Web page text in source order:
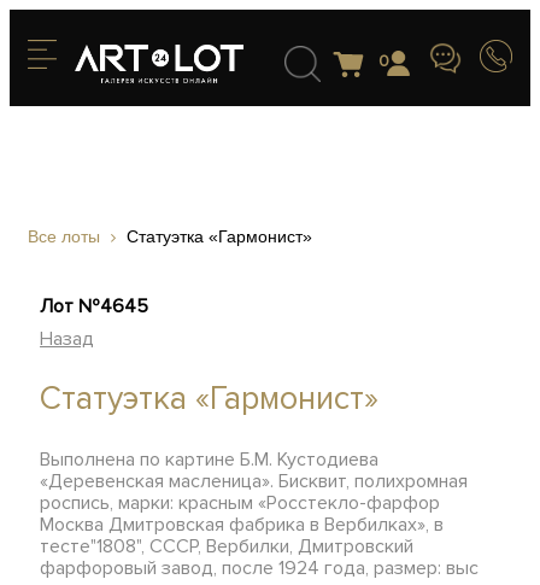
0
Все лоты Статуэтка «Гармонист»
Лот №4645
Назад
Статуэтка «Гармонист»
Выполнена по картине Б.М. Кустодиева
«Деревенская масленица». Бисквит, полихромная
роспись, марки: красным «Росстекло-фарфор
Москва Дмитровская фабрика в Вербилках», в
тесте"1808", СССР, Вербилки, Дмитровский
фарфоровый завод, после 1924 года, размер: выс